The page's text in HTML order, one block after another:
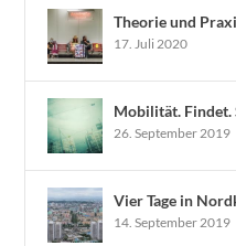
Theorie und
17. Juli 2020
Mobilität. Findet.
26. September 2019
Vier Tage in
14. September 2019